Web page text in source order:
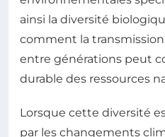
ainsi la diversité
comment la
entre générations peut
durable des ressources
Lorsque cette diversité
par les changements